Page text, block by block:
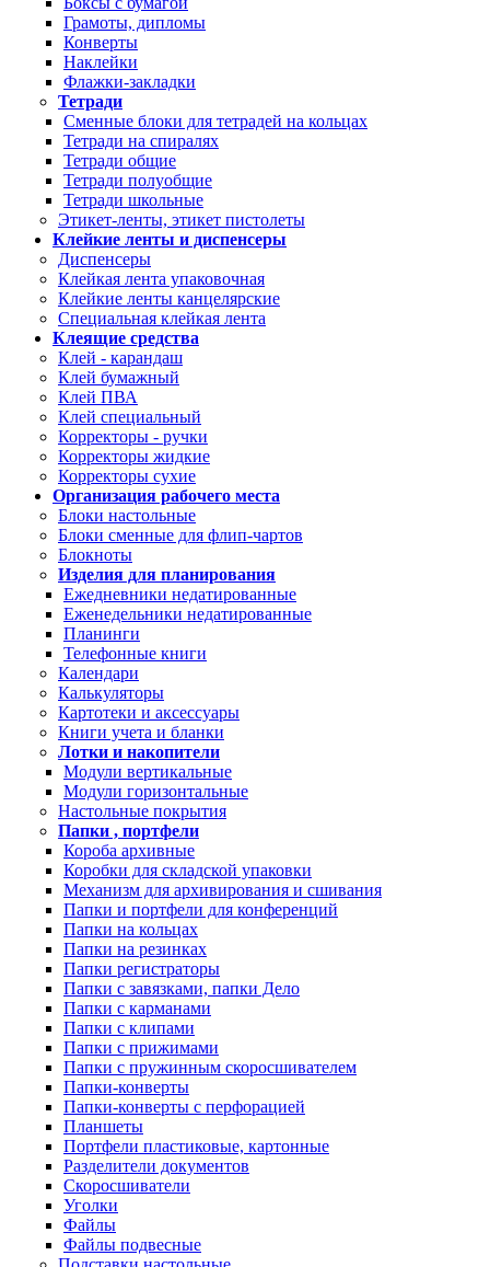
Грамоты, дипломы
Конверты
Наклейки
Флажки-закладки
Тетради
Сменные блоки для тетрадей на кольцах
Тетради на спиралях
Тетради общие
Тетради полуобщие
Тетради школьные
Этикет-ленты, этикет пистолеты
Клейкие ленты и диспенсеры
Диспенсеры
Клейкая лента упаковочная
Клейкие ленты канцелярские
Специальная клейкая лента
Клеящие средства
Клей - карандаш
Клей бумажный
Клей ПВА
Клей специальный
Корректоры - ручки
Корректоры жидкие
Корректоры сухие
Организация рабочего места
Блоки настольные
Блоки сменные для флип-чартов
Блокноты
Изделия для планирования
Ежедневники недатированные
Еженедельники недатированные
Планинги
Телефонные книги
Календари
Калькуляторы
Картотеки и аксессуары
Книги учета и бланки
Лотки и накопители
Модули вертикальные
Модули горизонтальные
Настольные покрытия
Папки , портфели
Короба архивные
Коробки для складской упаковки
Механизм для архивирования и сшивания
Папки и портфели для конференций
Папки на кольцах
Папки на резинках
Папки регистраторы
Папки с завязками, папки Дело
Папки с карманами
Папки с клипами
Папки с прижимами
Папки с пружинным скоросшивателем
Папки-конверты
Папки-конверты с перфорацией
Планшеты
Портфели пластиковые, картонные
Разделители документов
Скоросшиватели
Уголки
Файлы
Файлы подвесные